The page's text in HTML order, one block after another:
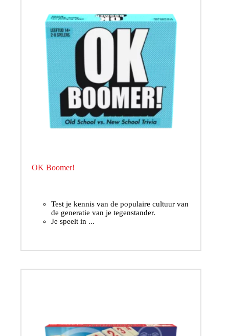
OK Boomer!
Test je kennis van de populaire cultuur van
de generatie van je tegenstander.
Je speelt in ...